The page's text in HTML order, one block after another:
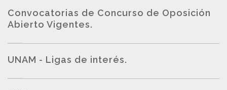
Convocatorias de Concurso de Oposición
Abierto Vigentes.
UNAM - Ligas de interés.